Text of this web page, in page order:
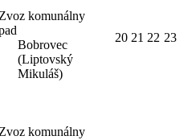
Zvoz komunálny
Bobrovec
(Liptovský
Mikuláš)
20 21 22 23
Zvoz komunálny